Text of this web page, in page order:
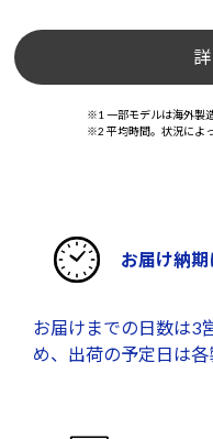
※1 一部モデルは海外製
※2 平均時間。状況によ
お届け納
お届けまでの日数は3
め、出荷の予定日は各